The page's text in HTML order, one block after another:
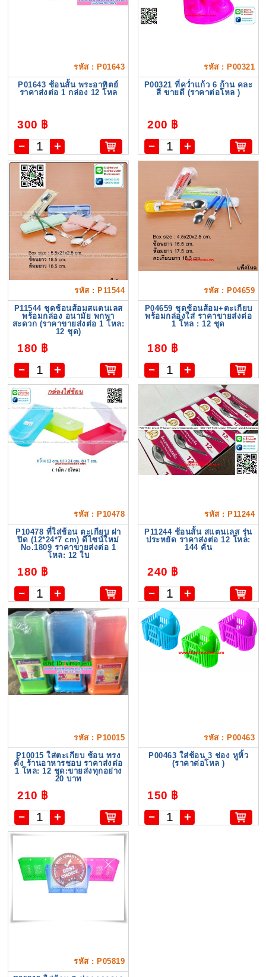
รหัส : P01643
P01643 ช้อนสั้น พระอาทิตย์
ราคาส่งต่อ 1 กล่อง 12 โหล
300 ฿
รหัส : P00321
P00321 ที่คว่ำแก้ว 6 ก้าน คละ
สี ขายดี (ราคาต่อโหล )
200 ฿
รหัส : P11544
P11544 ชุดช้อนส้อมสแตนเลส
พร้อมกล่อง อนามัย พกพา
สะดวก (ราคาขายส่งต่อ 1 โหล:
12 ชุด)
180 ฿
รหัส : P04659
P04659 ชุดช้อนส้อม+ตะเกียบ
พร้อมกล่องใส่ ราคาขายส่งต่อ
1 โหล : 12 ชุด
180 ฿
รหัส : P10478
P10478 ที่ใส่ช้อน ตะเกียบ ฝา
ปิด (12*24*7 cm) ดีไซน์ใหม่
No.1809 ราคาขายส่งต่อ 1
โหล: 12 ใบ
180 ฿
รหัส : P11244
P11244 ช้อนสั้น สแตนเลส รุ่น
ประหยัด ราคาส่งต่อ 12 โหล:
144 คัน
240 ฿
รหัส : P10015
P10015 ใส่ตะเกียบ ช้อน ทรง
ตั้ง ร้านอาหารชอบ ราคาส่งต่อ
1 โหล: 12 ชุด:ขายส่งทุกอย่าง
20 บาท
210 ฿
รหัส : P00463
P00463 ใส่ช้อน 3 ช่อง หูหิ้ว
(ราคาต่อโหล )
150 ฿
รหัส : P05819